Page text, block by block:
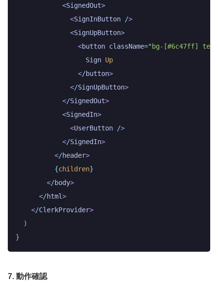
            <
SignedOut>
              <
SignInButton />
              <
SignUpButton>
                <
button className="bg-[#6c47ff]
                  Sign
Up
                <
/button>
              <
/SignUpButton>
            <
/SignedOut>
            <
SignedIn>
              <
UserButton />
            <
/SignedIn>
          <
/header>
          {
children}
        <
/body>
      <
/html>
    <
/ClerkProvider>
  )
}
7. 動作確認